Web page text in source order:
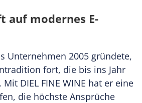
modernes E-
Unternehmen 2005 gründete,
fort, die bis ins Jahr
DIEL FINE WINE hat er eine
die höchste Ansprüche